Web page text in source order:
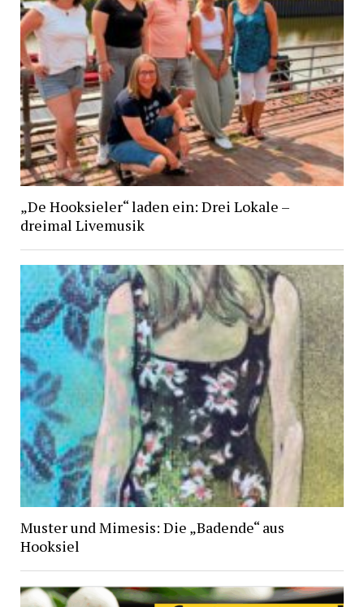
„De Hooksieler“ laden ein: Drei Lokale –
dreimal Livemusik
Muster und Mimesis: Die „Badende“ aus
Hooksiel